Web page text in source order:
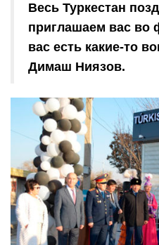
Весь Туркестан
приглашаем вас во
вас есть какие-то
Димаш Ниязов.